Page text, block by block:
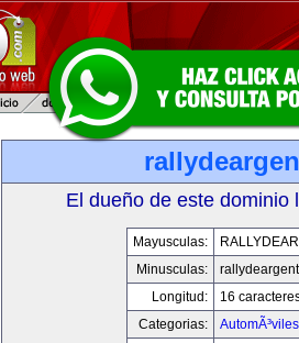
El dueño de este dominio
Mayusculas:
Minusculas:
Longitud:
16
Categorias: